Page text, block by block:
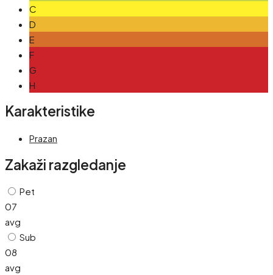
C
D
E
F
G
H
Karakteristike
Prazan
Zakaži razgledanje
Pet
07
avg
Sub
08
avg